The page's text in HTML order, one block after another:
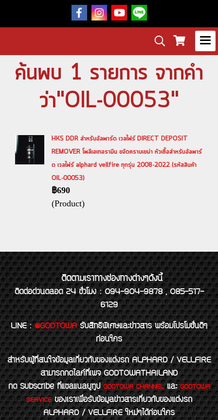
ค้นพบ 1 รายการ จากคำ
ว่า"OIL-00053"
HKS DDR สำหรับอัลพาร์ด เวลไฟร์ DIRECT DEPOSIT
REMOVER โพลีเอเทอรามีน ขจัดคราบเขม่า หัวเชื้อสำหรับอัลพาร์
ด เวลไฟร์ alphard vellfire ทุกรุ่น 2008-2022 (รหัสสินค้า
OIL-00053)
฿690
(Product)
ติดตามเราทางช่องทางต่างๆดังนี้
ติดต่อด่วนตลอด 24 ชั่วโมง : 094-904-9878 , 085-517-
6129
LINE : @GODTOWA รับสิทธิพิเศษและข่าวสาร พร้อมโปรโมชั่นดีๆ
ก่อนใคร
สำหรับผู้ที่สนใจข้อมูลเกี่ยวกับของแต่งรถ ALPHARD / VELLFIRE
สามารถกดไลค์ที่เพจ GODTOWATHAILAND
กด Subscribe ที่แชลแนลยูทูปGODTOWA CHANNELและGODTOWA
SERVICEของเราเพื่อรับข้อมูลข่าวสารเกี่ยวกับของแต่งรถ
ALPHARD / VELLFIRE ใหม่ๆได้ก่อนใคร